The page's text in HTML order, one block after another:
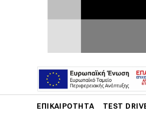
ΕΠΙΚΑΙΡΌΤΗΤΑ TEST
Ο Shaquille O'Neal